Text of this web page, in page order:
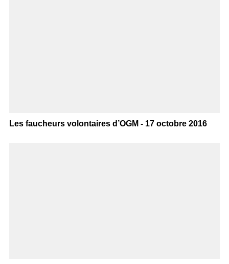
Les faucheurs volontaires d’OGM - 17 octobre 2016